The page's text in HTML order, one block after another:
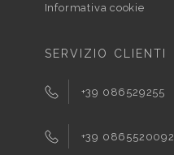
Informativa cookie
SERVIZIO CLIENTI
+39 086529255
+39 0865520092